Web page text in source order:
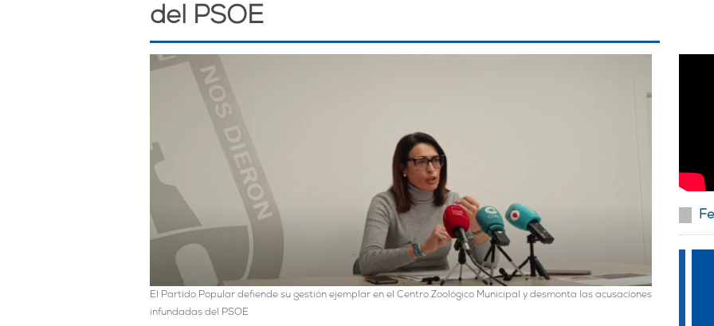
del PSOE
El Partido Popular defiende su gestión ejemplar en el Centro Zoológico Municipal y desmonta las acusaciones
infundadas del PSOE